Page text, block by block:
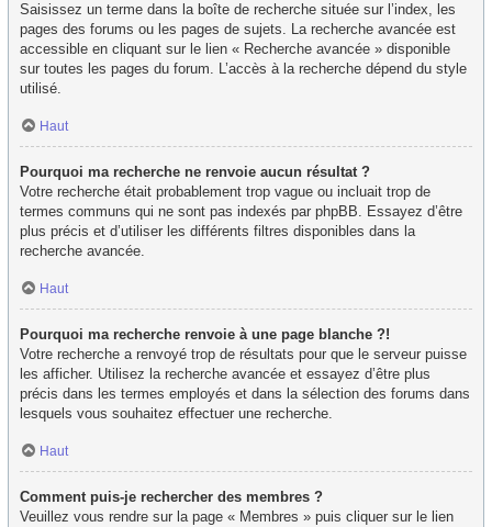
Saisissez un terme dans la boîte de recherche située sur l’index, les
pages des forums ou les pages de sujets. La recherche avancée est
accessible en cliquant sur le lien « Recherche avancée » disponible
sur toutes les pages du forum. L’accès à la recherche dépend du style
utilisé.
Haut
Pourquoi ma recherche ne renvoie aucun résultat ?
Votre recherche était probablement trop vague ou incluait trop de
termes communs qui ne sont pas indexés par phpBB. Essayez d’être
plus précis et d’utiliser les différents filtres disponibles dans la
recherche avancée.
Haut
Pourquoi ma recherche renvoie à une page blanche ?!
Votre recherche a renvoyé trop de résultats pour que le serveur puisse
les afficher. Utilisez la recherche avancée et essayez d’être plus
précis dans les termes employés et dans la sélection des forums dans
lesquels vous souhaitez effectuer une recherche.
Haut
Comment puis-je rechercher des membres ?
Veuillez vous rendre sur la page « Membres » puis cliquer sur le lien